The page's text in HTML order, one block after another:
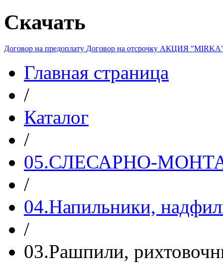
Скачать
Договор на предоплату Договор на отсрочку АКЦИЯ
Главная страница
/
Каталог
/
05.СЛЕСАРНО-
/
04.Напильники,
/
03.Рашпили,